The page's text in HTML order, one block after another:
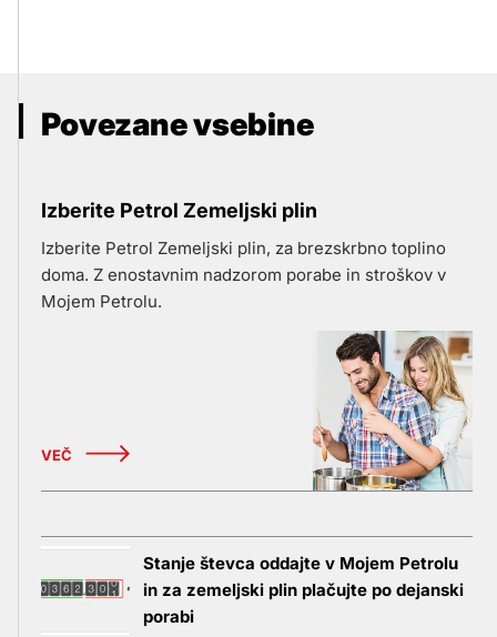
Povezane vsebine
Izberite Petrol Zemeljski plin
Izberite Petrol Zemeljski plin, za brezskrbno toplino
doma. Z enostavnim nadzorom porabe in stroškov v
Mojem Petrolu.
VEČ
Stanje števca oddajte v Mojem Petrolu
in za zemeljski plin plačujte po dejanski
porabi